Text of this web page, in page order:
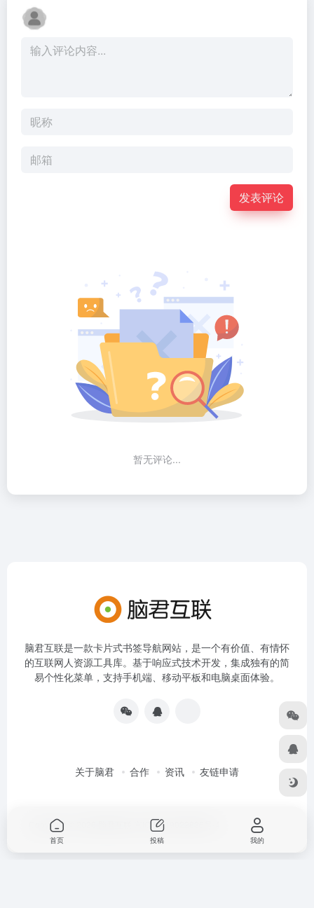
发表评论
暂无评论...
脑君互联是一款卡片式书签导航网站，是一个有价值、有情怀
的互联网人资源工具库。基于响应式技术开发，集成独有的简
易个性化菜单，支持手机端、移动平板和电脑桌面体验。
关于脑君 合作 资讯 友链申请
Copyright © 2026 京ICP备19022836号-4
首页 投稿 我的